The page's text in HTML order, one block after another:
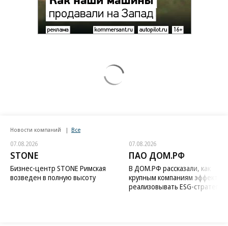
Новости компаний Все
07.08.2026
STONE
Бизнес-центр STONE Римская
возведен в полную высоту
07.08.2026
ПАО ДОМ.РФ
В ДОМ.РФ рассказали, как
крупным компаниям
реализовывать ESG-стратегию